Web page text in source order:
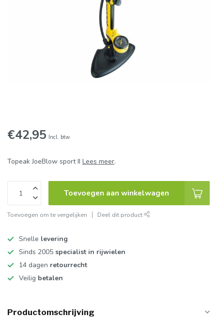
€42,95 Incl. btw
Topeak JoeBlow sport II Lees meer.
Toevoegen aan winkelwagen
Toevoegen om te vergelijken Deel dit product
Snelle levering
Sinds 2005 specialist in rijwielen
14 dagen retourrecht
Veilig betalen
Productomschrijving